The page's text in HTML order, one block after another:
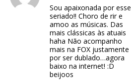
Sou apaixonada por esse
seriado!! Choro de rir e
amoo as músicas. Das
mais clássicas às atuais
haha Não acompanho
mais na FOX justamente
por ser dublado…agora
baixo na internet! :D
beijoos